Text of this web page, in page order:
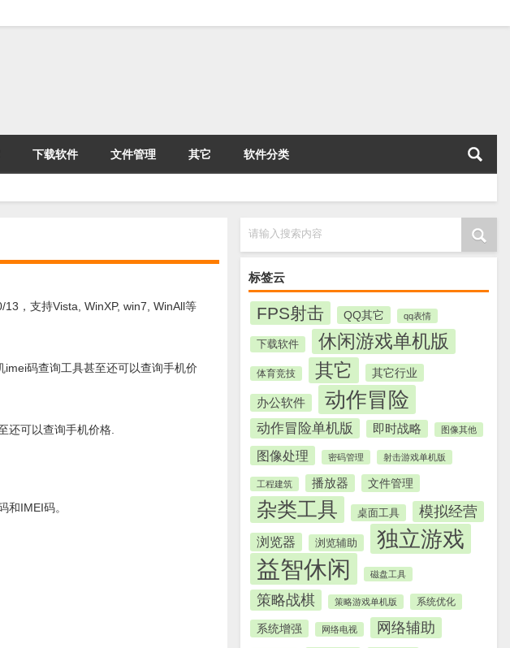
下载软件 文件管理 其它 软件分类
请输入搜索内容
标签云
FPS射击 QQ其它 qq表情
下载软件 休闲游戏单机版
体育竞技 其它 其它行业
办公软件 动作冒险
动作冒险单机版 即时战略 图像其他
图像处理 密码管理 射击游戏单机版
工程建筑 播放器 文件管理
杂类工具 桌面工具 模拟经营
浏览器 浏览辅助 独立游戏
益智休闲 磁盘工具
策略战棋 策略游戏单机版 系统优化
系统增强 网络电视 网络辅助
，支持Vista, WinXP, win7, WinAll等
码查询工具甚至还可以查询手机价
还可以查询手机价格.
和IMEI码。